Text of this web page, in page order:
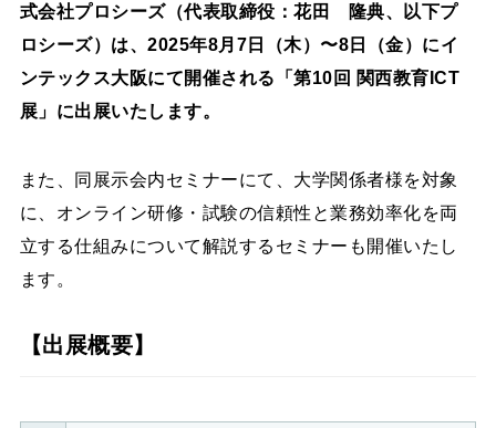
式会社プロシーズ（代表取締役：花田 隆典、以下プ
ロシーズ）は、2025年8月7日（木）〜8日（金）にイ
ンテックス大阪にて開催される「第10回 関西教育ICT
展」に出展いたします。
また、同展示会内セミナーにて、大学関係者様を対象
に、オンライン研修・試験の信頼性と業務効率化を両
立する仕組みについて解説するセミナーも開催いたし
ます。
【出展概要】